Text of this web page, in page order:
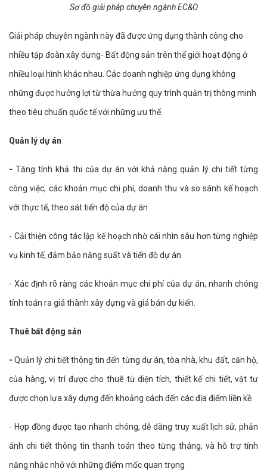
Sơ đồ giải pháp chuyên ngành EC&O
Giải pháp chuyên ngành này đã được ứng dụng thành công cho
nhiều tập đoàn xây dựng- Bất động sản trên thế giới hoạt động ở
nhiều loại hình khác nhau. Các doanh nghiệp ứng dụng không
những được hưởng lợi từ thừa hưởng quy trình quản trị thông minh
theo tiêu chuẩn quốc tế với những ưu thế.
Quản lý dự án
-Tăng tính khả thi của dự án với khả năng quản lý chi tiết từng
công việc, các khoản mục chi phí, doanh thu và so sánh kế hoạch
với thực tế, theo sát tiến độ của dự án
- Cải thiện công tác lập kế hoạch nhờ cái nhìn sâu hơn từng nghiệp
vụ kinh tế, đảm bảo năng suất và tiến độ dự án
- Xác định rõ ràng các khoản mục chi phí của dự án, nhanh chóng
tính toán ra giá thành xây dựng và giá bán dự kiến.
Thuê bất động sản
-Quản lý chi tiết thông tin đến từng dự án, tòa nhà, khu đất, căn hộ,
của hàng, vị trí được cho thuê từ diện tích, thiết kế chi tiết, vật tư
được chọn lựa xây dựng đến khoảng cách đến các địa điểm liền kề
- Hợp đồng được tạo nhanh chóng, dễ dàng truy xuất lịch sử, phản
ánh chi tiết thông tin thanh toán theo từng tháng, và hỗ trợ tính
năng nhắc nhở với những điểm mốc quan trọng